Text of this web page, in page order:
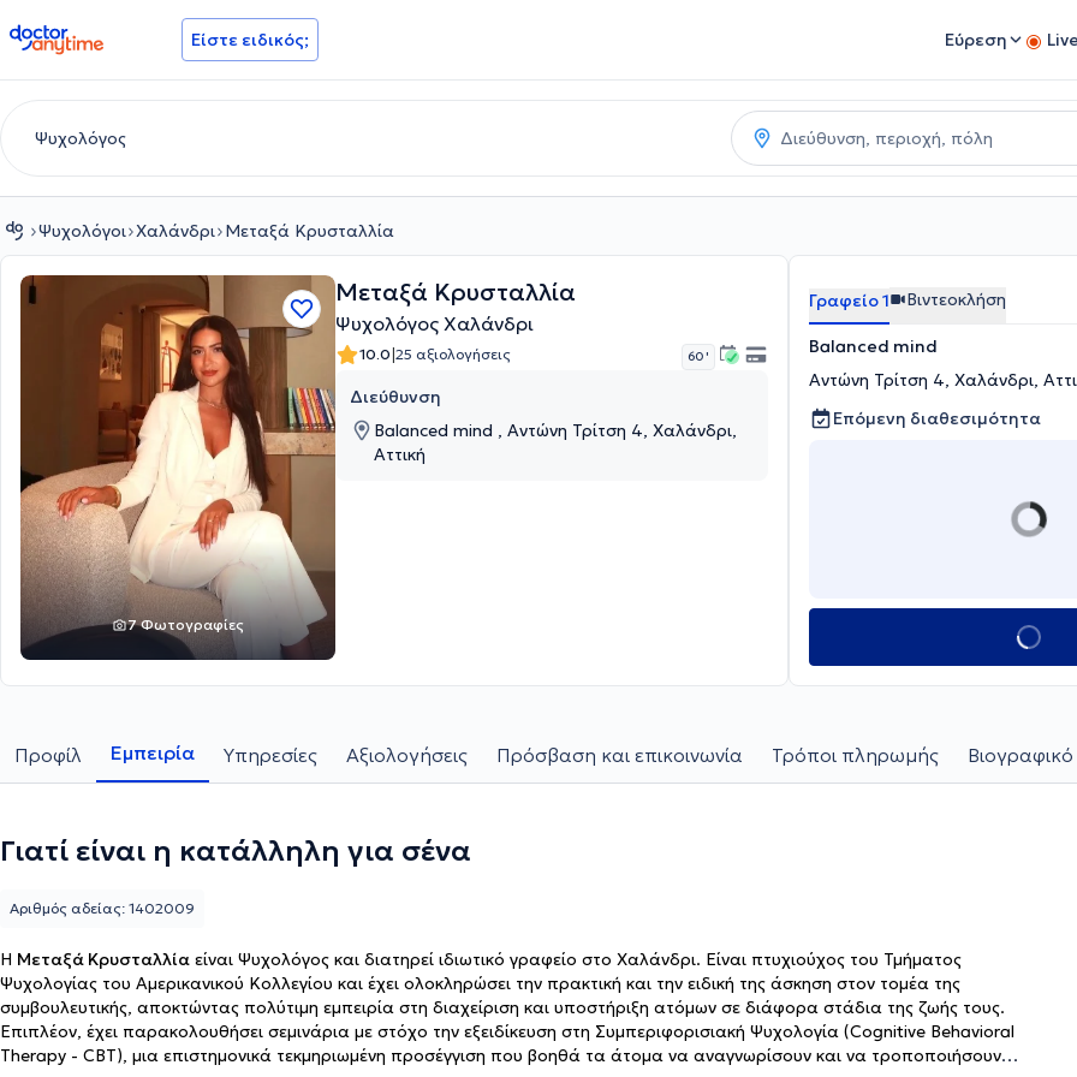
doctoranytime Είστε ειδικός; Εύρεση
Ψυχολόγοι Χαλάνδρι Μεταξά Κρυσταλλία
7 Φωτογραφίες
Μεταξά Κρυσταλλία
Ψυχολόγος Χαλάνδρι
10.0|25 αξιολογήσεις 60 '
Διεύθυνση
Balanced mind , Αντώνη Τρίτση 4, Χαλάνδρι,
Αττική
Γραφείο 1 Βιντεοκλήση
Balanced mind
Αντώνη Τρίτση 4, Χαλάνδρι,
Επόμενη διαθεσιμότητα
Προφίλ Εμπειρία Υπηρεσίες Αξιολογήσεις Πρόσβαση και επικοινωνία Τρόποι πληρωμής
Γιατί είναι η κατάλληλη για σένα
Η Μεταξά Κρυσταλλία είναι Ψυχολόγος και διατηρεί ιδιωτικό γραφείο στο Χαλάνδρι. Είναι πτυχιούχος του Τμήματος
Ψυχολογίας του Αμερικανικού Κολλεγίου και έχει ολοκληρώσει την πρακτική και την ειδική της άσκηση στον τομέα της
συμβουλευτικής, αποκτώντας πολύτιμη εμπειρία στη διαχείριση και υποστήριξη ατόμων σε διάφορα στάδια της ζωής τους.
Επιπλέον, έχει παρακολουθήσει σεμινάρια με στόχο την εξειδίκευση στη Συμπεριφορισιακή Ψυχολογία (Cognitive Behavioral
Therapy - CBT), μια επιστημονικά τεκμηριωμένη προσέγγιση που βοηθά τα άτομα να αναγνωρίσουν και να τροποποιήσουν
Αριθμός αδείας: 1402009